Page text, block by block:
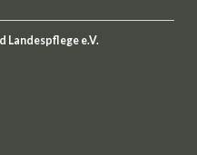
Landespflege e.V.